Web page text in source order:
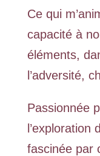
Ce qui
capacité à
éléments,
l’adversité,
Passionnée
l’exploration
fascinée par